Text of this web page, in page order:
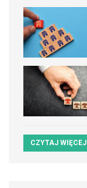
CZYTAJ WIĘCEJ